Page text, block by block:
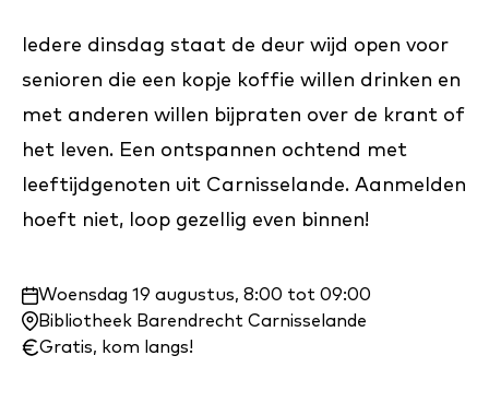
Iedere dinsdag staat de deur wijd open voor
senioren die een kopje koffie willen drinken en
met anderen willen bijpraten over de krant of
het leven. Een ontspannen ochtend met
leeftijdgenoten uit Carnisselande. Aanmelden
hoeft niet, loop gezellig even binnen!
Waar
en
wanneer:
Woensdag 19 augustus, 8:00 tot 09:00
Bibliotheek Barendrecht Carnisselande
Gratis, kom langs!